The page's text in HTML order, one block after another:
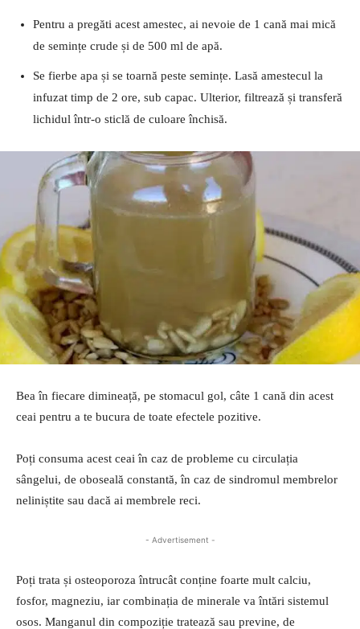
Pentru a pregăti acest amestec, ai nevoie de 1 cană mai mică
de semințe crude și de 500 ml de apă.
Se fierbe apa și se toarnă peste semințe. Lasă amestecul la
infuzat timp de 2 ore, sub capac. Ulterior, filtrează și transferă
lichidul într-o sticlă de culoare închisă.
Bea în fiecare dimineață, pe stomacul gol, câte 1 cană din acest
ceai pentru a te bucura de toate efectele pozitive.
Poți consuma acest ceai în caz de probleme cu circulația
sângelui, de oboseală constantă, în caz de sindromul membrelor
neliniștite sau dacă ai membrele reci.
- Advertisement -
Poți trata și osteoporoza întrucât conține foarte mult calciu,
fosfor, magneziu, iar combinația de minerale va întări sistemul
osos. Manganul din compoziție tratează sau previne, de